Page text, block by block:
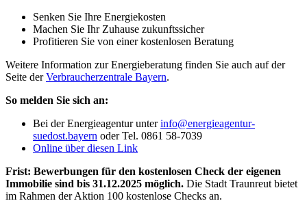
Senken Sie Ihre Energiekosten
Machen Sie Ihr Zuhause zukunftssicher
Profitieren Sie von einer kostenlosen Beratung
Weitere Information zur Energieberatung finden Sie auch auf der
Seite derVerbraucherzentrale Bayern.
So melden Sie sich an:
Bei der Energieagentur unterinfo@energieagentur-
suedost.bayern oder Tel. 0861 58-7039
Online über diesen Link
Frist: Bewerbungen für den kostenlosen Check der eigenen
Immobilie sind bis 31.12.2025 möglich. Die Stadt Traunreut bietet
im Rahmen der Aktion 100 kostenlose Checks an.